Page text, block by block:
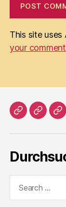
This site uses
your
Home